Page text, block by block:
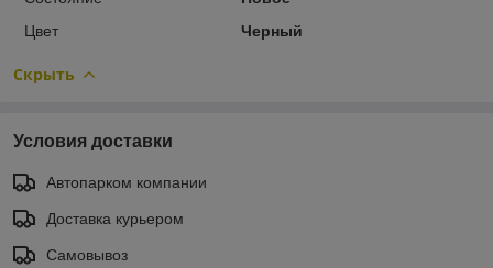
Цвет
Черный
Скрыть
Условия доставки
Автопарком компании
Доставка курьером
Самовывоз